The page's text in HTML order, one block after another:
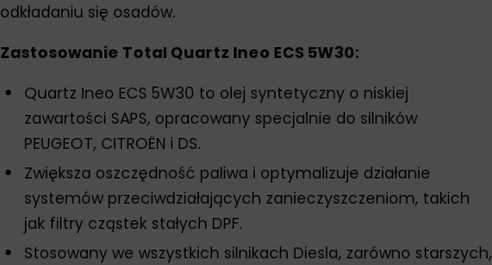
odkładaniu się osadów.
Zastosowanie Total Quartz Ineo ECS 5W30:
Quartz Ineo ECS 5W30 to olej syntetyczny o niskiej
zawartości SAPS, opracowany specjalnie do silników
PEUGEOT, CITROËN i DS.
Zwiększa oszczędność paliwa i optymalizuje działanie
systemów przeciwdziałających zanieczyszczeniom, takich
jak filtry cząstek stałych DPF.
Stosowany we wszystkich silnikach Diesla, zarówno starszych,